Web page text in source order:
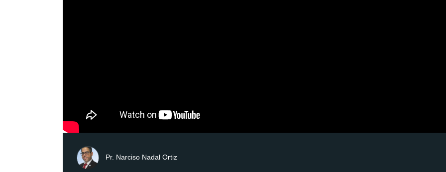
Pr. Narciso Nadal Ortiz